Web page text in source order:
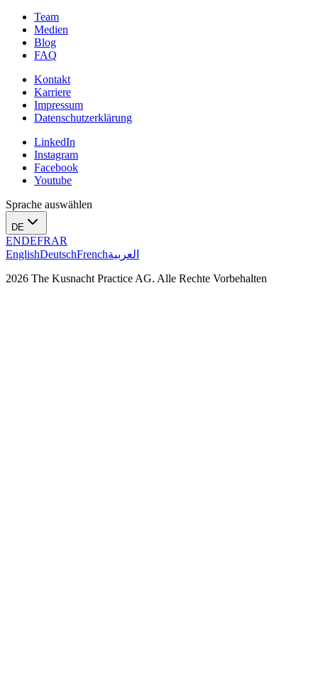
Team
Medien
Blog
FAQ
Kontakt
Karriere
Impressum
Datenschutzerklärung
LinkedIn
Instagram
Facebook
Youtube
Sprache auswählen
DE
ENDEFRAR
EnglishDeutschFrenchالعربية
2026 The Kusnacht Practice AG. Alle Rechte Vorbehalten